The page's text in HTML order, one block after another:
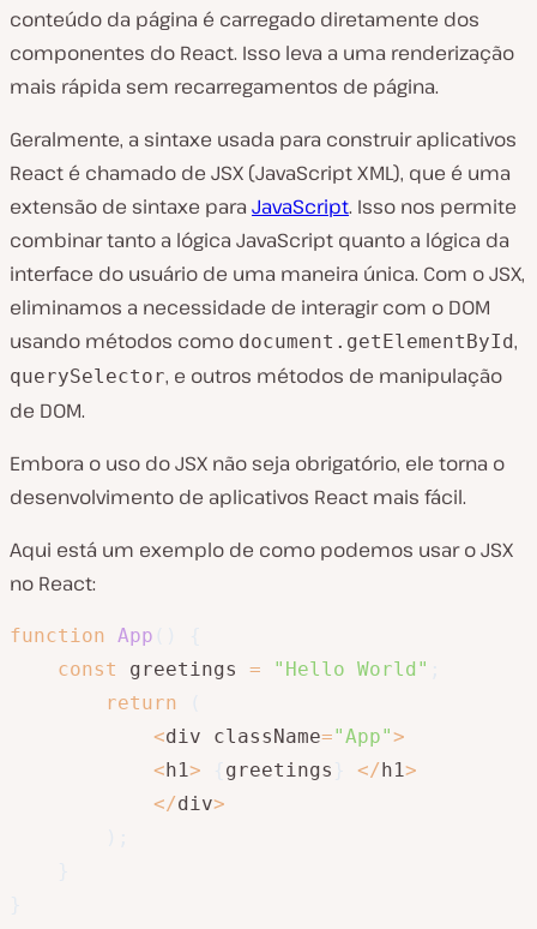
conteúdo da página é carregado diretamente dos
componentes do React. Isso leva a uma renderização
mais rápida sem recarregamentos de página.
Geralmente, a sintaxe usada para construir aplicativos
React é chamado de JSX (JavaScript XML), que é uma
extensão de sintaxe para JavaScript. Isso nos permite
combinar tanto a lógica JavaScript quanto a lógica da
interface do usuário de uma maneira única. Com o JSX,
eliminamos a necessidade de interagir com o DOM
usando métodos como document.getElementById,
querySelector, e outros métodos de manipulação
de DOM.
Embora o uso do JSX não seja obrigatório, ele torna o
desenvolvimento de aplicativos React mais fácil.
Aqui está um exemplo de como podemos usar o JSX
no React:
function App
const
greetings = "Hello World"
return
<div className="App">
<h1> greetings </h1>
</div>